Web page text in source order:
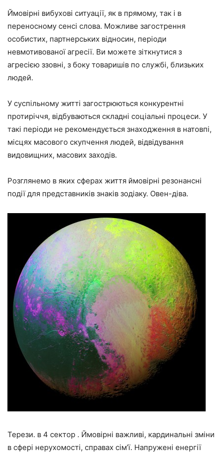
Ймовірні вибухові ситуації, як в прямому, так і в
переносному сенсі слова. Можливе загострення
особистих, партнерських відносин, періоди
невмотивованої агресії. Ви можете зіткнутися з
агресією ззовні, з боку товаришів по службі, близьких
людей.
У суспільному житті загострюються конкурентні
протиріччя, відбуваються складні соціальні процеси. У
такі періоди не рекомендується знаходження в натовпі,
місцях масового скупчення людей, відвідування
видовищних, масових заходів.
Розглянемо в яких сферах життя ймовірні резонансні
події для представників знаків зодіаку. Овен-діва.
Терези. в 4 сектор . Ймовірні важливі, кардинальні зміни
в сфері нерухомості, справах сім’ї. Напружені енергії